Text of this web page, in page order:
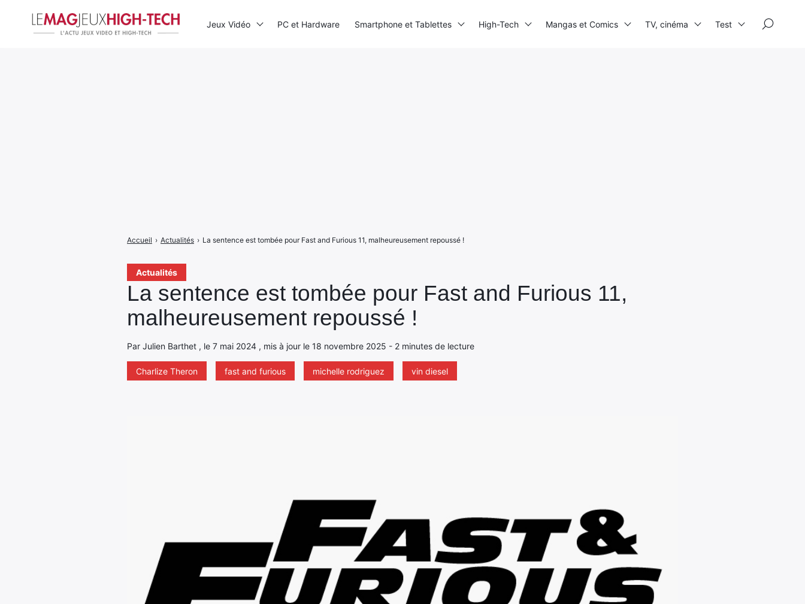
Actualités
La sentence est tombée pour Fast and Furious 11,
malheureusement repoussé !
Par Julien Barthet , le 7 mai 2024 , mis à jour le 18 novembre 2025 - 2 minutes de lecture
Charlize Theron fast and furious michelle rodriguez vin diesel
Accueil › Actualités › La sentence est tombée pour Fast and Furious 11, malheureusement repoussé !
Jeux Vidéo PC et Hardware Smartphone et Tablettes High-Tech Mangas et Comics TV, cinéma Test